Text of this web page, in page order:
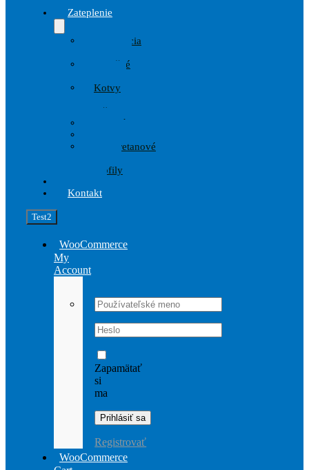
Zateplenie
Armovacia
Izolačné
Kotvy
Hmoždinky
Lepidlá
Polyuretanové
Profily
Kontakt
Test2
WooCommerce
My
Account
Username:
Password:
Zapamätať
si
ma
Registrovať
WooCommerce